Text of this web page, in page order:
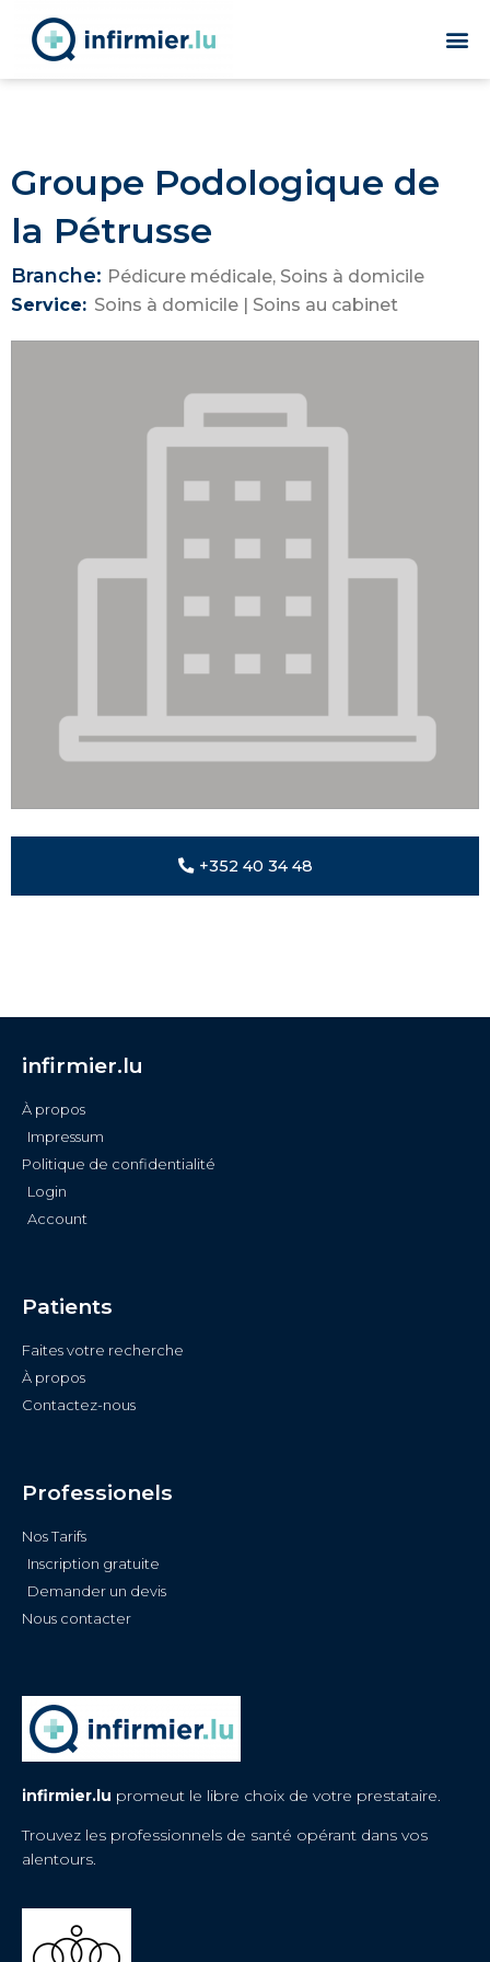
Groupe Podologique de
la Pétrusse
Branche: Pédicure médicale, Soins à domicile
Service: Soins à domicile | Soins au cabinet
+352 40 34 48
infirmier.lu
À propos
Impressum
Politique de confidentialité
Login
Account
Patients
Faites votre recherche
À propos
Contactez-nous
Professionels
Nos Tarifs
Inscription gratuite
Demander un devis
Nous contacter
infirmier.lu promeut le libre choix de votre prestataire.
Trouvez les professionnels de santé opérant dans vos
alentours.